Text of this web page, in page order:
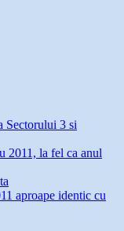
Sectorului 3 si
2011, la fel ca anul
aproape identic cu